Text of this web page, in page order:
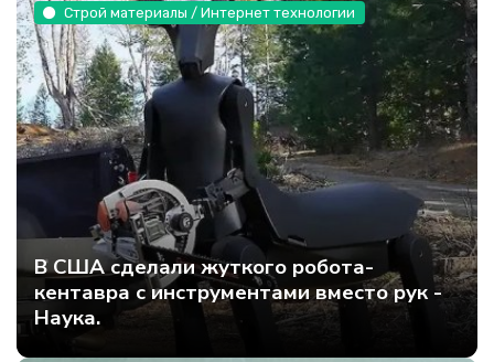
Строй материалы / Интернет технологии
В США сделали жуткого робота-
кентавра с инструментами вместо рук -
Наука.